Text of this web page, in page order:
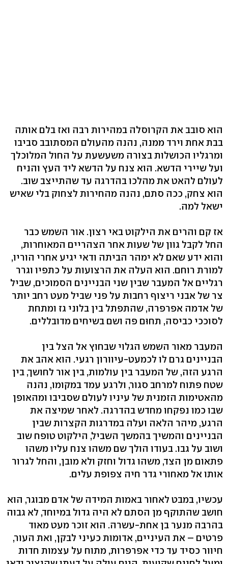
הוא סובב את הקרוסלה במהירות רבה ואז בלם אותה
בבת אחת וירד ממנה, נהנה מהעולם המסתובב סביבו
ומרגליו הכושלות בצורה משעשעת על החול המלוכלך
ועל שיירי הדשא. הוא צנח על הדשא ליד העץ והניח
לעולם להאט את מהלכו בהדרגה עד שהתייצב שוב.
הוא צחק, ככה סתם, נהנה מהחירות לצחוק בלי שאיש
ישאל למה.
אז קם והרים את הילקוט באי רצון. אור השמש כבר
החל לקבל גוון של שעות אחר הצהריים המאוחרות,
והוא ידע שאם לא ימהר הביתה ודאי יגיע אחרי הוריו,
למורת רוחם. הוא העלה את הרצועות על כתפיו וגרר
רגליים אל המעבר שבין שני הבניינים הסמוכים, שביל
צר של אבני ריצוף רחבות על פני שביל מעט רחב יותר
של אדמה אפרפרה, שהתפתל בין בלוני גז ומתחת
לסוככי כביסה, תחוּם פה ושם בשיחים מדובללים.
המעבר מאור השמש הגלוי שבחוץ אל הצל בין
הבניינים גרם לו לכמעט-עיוורון רגעי. הוא אהב את
הרגע הזה, של המעבר בין עולמות, בין אור לחושך, בין
שטח פתוח למרחב סגור, ולרגע עמד במקומו, נהנה
מהאטימות הזמנית של עיניו לעולם שסביבו ומהאופן
שבו כמו נפקחו מחדש בהדרגה. לאחר שמיצה את
הרגע, מיהר הלאה ועלה במדרגות הקצרות שבין
הבניינים והמשיך בהמשך השביל, הילקוט טופח שוב
ושוב על גבו. בעודו הולך שם משהו צנח עליו משהו
פתאום מן הצד, משהו גדול וחזק ולא מובן, והחל לגרור
אותו אל מאחורי גדר חיה צפופת עלים.
עכשיו, במבט לאחור באמות המידה של אדם מבוגר, הוא
חושב שהתוקף מן הסתם לא היה גדול במיוחד, לא גבוה
בהרבה מנער בן אחת-עשרה. הוא זוכר מעט מאוד
פרטים – את העיניים, אדומות כעיני לבקן, ואת העור,
חיוור כסיד עד כדי אפרפרות, מתוח על עצמות חדות